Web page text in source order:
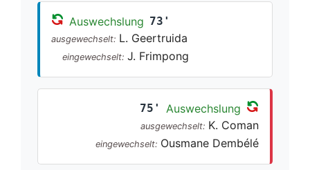
Auswechslung 73'
ausgewechselt: L. Geertruida
eingewechselt: J. Frimpong
75' Auswechslung
ausgewechselt: K. Coman
eingewechselt: Ousmane Dembélé